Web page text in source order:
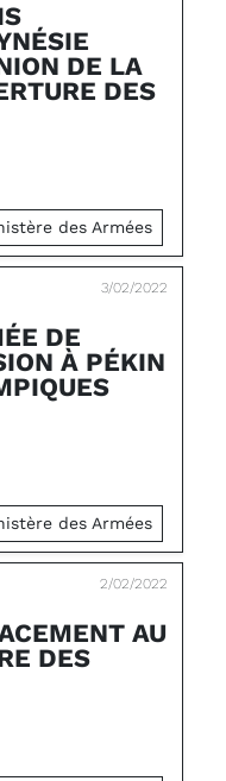
DE LA
DES
des Armées
3/02/2022
DE
À PÉKIN
des Armées
2/02/2022
AU
DES